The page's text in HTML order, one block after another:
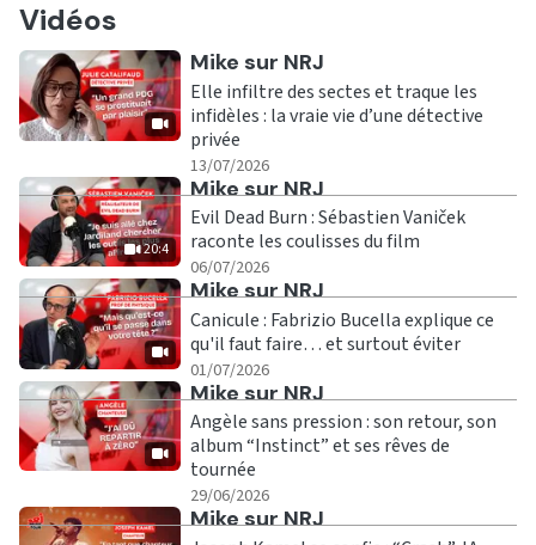
Vidéos
Ecouter
Mike sur NRJ
Elle infiltre des sectes et traque les
infidèles : la vraie vie d’une détective
privée
13/07/2026
20:4
Ecouter
Mike sur NRJ
Evil Dead Burn : Sébastien Vaniček
raconte les coulisses du film
06/07/2026
Ecouter
Mike sur NRJ
Canicule : Fabrizio Bucella explique ce
qu'il faut faire… et surtout éviter
01/07/2026
Ecouter
Mike sur NRJ
Angèle sans pression : son retour, son
album “Instinct” et ses rêves de
tournée
29/06/2026
Ecouter
Mike sur NRJ